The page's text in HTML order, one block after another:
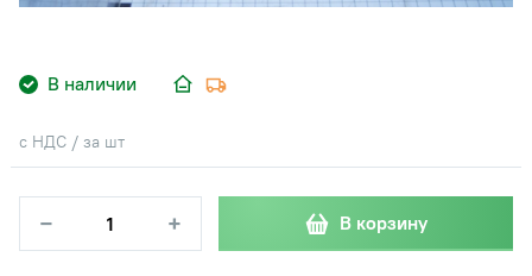
В наличии
с НДС / за шт
− + В корзину